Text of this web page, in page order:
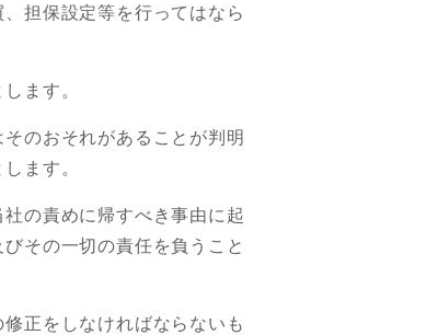
担保設定等を行ってはなら
ます。
のおそれがあることが判明
ます。
の責めに帰すべき事由に起
その一切の責任を負うこと
正をしなければならないも